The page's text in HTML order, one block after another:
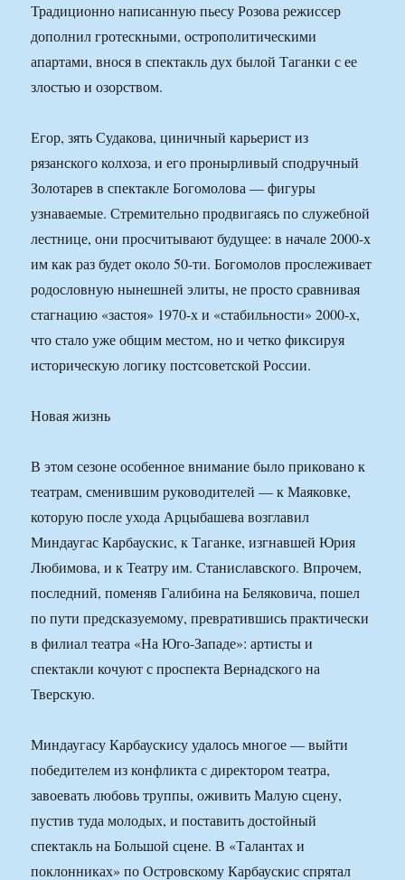
Традиционно написанную пьесу Розова режиссер
дополнил гротескными, острополитическими
апартами, внося в спектакль дух былой Таганки с ее
злостью и озорством.
Егор, зять Судакова, циничный карьерист из
рязанского колхоза, и его пронырливый сподручный
Золотарев в спектакле Богомолова — фигуры
узнаваемые. Стремительно продвигаясь по служебной
лестнице, они просчитывают будущее: в начале 2000-х
им как раз будет около 50-ти. Богомолов прослеживает
родословную нынешней элиты, не просто сравнивая
стагнацию «застоя» 1970-х и «стабильности» 2000-х,
что стало уже общим местом, но и четко фиксируя
историческую логику постсоветской России.
Новая жизнь
В этом сезоне особенное внимание было приковано к
театрам, сменившим руководителей — к Маяковке,
которую после ухода Арцыбашева возглавил
Миндаугас Карбаускис, к Таганке, изгнавшей Юрия
Любимова, и к Театру им. Станиславского. Впрочем,
последний, поменяв Галибина на Беляковича, пошел
по пути предсказуемому, превратившись практически
в филиал театра «На Юго-Западе»: артисты и
спектакли кочуют с проспекта Вернадского на
Тверскую.
Миндаугасу Карбаускису удалось многое — выйти
победителем из конфликта с директором театра,
завоевать любовь труппы, оживить Малую сцену,
пустив туда молодых, и поставить достойный
спектакль на Большой сцене. В «Талантах и
поклонниках» по Островскому Карбаускис спрятал